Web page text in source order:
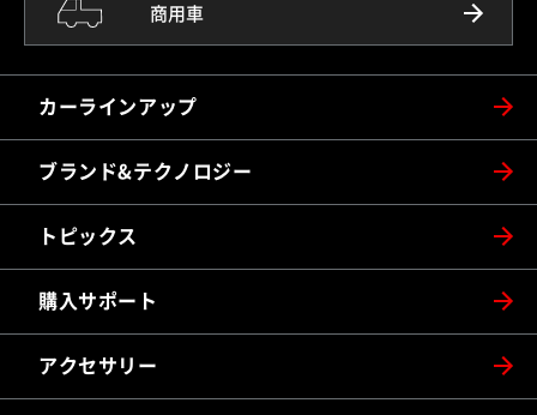
カーラインアップ
商用車
ブランド&テクノロジー
トピックス
購入サポート
アクセサリー